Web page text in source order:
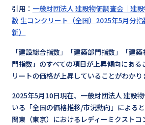
引用： 一般財団法人 建設物価調査会｜建
数 生コンクリート（全国）2025年5月分
新）
「建設総合指数」「建築部門指数」「建
門指数」のすべての項目が上昇傾向にある
リートの価格が上昇していることがわかり
2025年5月10日現在、一般財団法人 建設
いる「全国の価格推移/市況動向」による
関東（東京）におけるレディーミクスト